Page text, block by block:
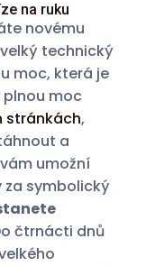
na ruku
novému
technický
moc, která je
plnou moc
stránkách,
a
umožní
za symbolický
čtrnácti dnů